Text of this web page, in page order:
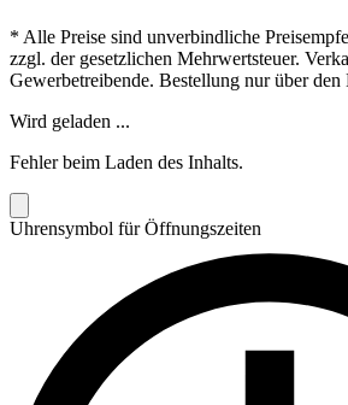
* Alle Preise sind unverbindliche
zzgl. der gesetzlichen Mehrwertsteuer.
Gewerbetreibende. Bestellung nur über
Wird geladen ...
Fehler beim Laden des Inhalts.
Uhrensymbol für Öffnungszeiten